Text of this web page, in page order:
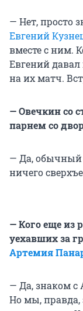
— Нет, просто
Евгений
вместе с ним.
Евгений
на их матч.
— Овечкин со
парнем со
— Да, обычный
ничего
— Кого еще из
уехавших за
Артемия
— Да, знаком с
Но мы, правда,